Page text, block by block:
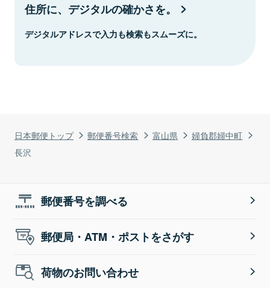
日本郵便トップ 郵便番号検索 富山県
婦負郡婦中町
長沢
住所に、デジタルの確かさを。
デジタルアドレスで入力も検索もスムーズに。
郵便番号を調べる
郵便局・ATM・ポストをさがす
荷物のお問い合わせ